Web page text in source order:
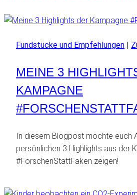
Fundstücke und Empfehlungen |
MEINE 3
KAMPAGNE
In diesem Blogpost möchte euch
persönlichen 3 Highlights aus der
#ForschenStattFaken zeigen!